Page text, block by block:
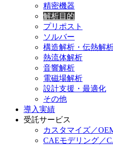
精密機器
解析目的
プリポスト
ソルバー
構造解析・伝熱解
熱流体解析
音響解析
電磁場解析
設計支援・最適化
その他
導入実績
受託サービス
カスタマイズ／
CAEモデリング／